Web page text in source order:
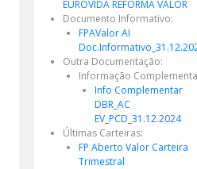
EUROVIDA REFORMA VALOR
Documento Informativo:
FPAValor AI
Outra Documentação:
Informação
Info Complementar
DBR_AC
EV_PCD_31.12.2024
Últimas Carteiras:
FP Aberto Valor Carteira
Trimestral